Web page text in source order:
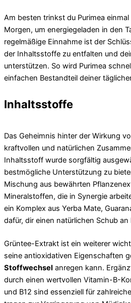
Am besten trinkst du Purimea
Morgen, um energiegeladen in den
regelmäßige Einnahme ist der
der Inhaltsstoffe zu entfalten und
unterstützen. So wird Purimea
einfachen Bestandteil deiner
Inhaltsstoffe
Das Geheimnis hinter der Wirkung
kraftvollen und natürlichen
Inhaltsstoff wurde sorgfältig
bestmögliche Unterstützung zu
Mischung aus bewährten
Mineralstoffen, die in Synergie
ein Komplex aus Yerba Mate,
dafür, dir einen natürlichen Schub an
Grüntee-Extrakt ist ein weiterer
seine antioxidativen Eigenschaften
Stoffwechsel anregen kann.
durch einen wertvollen Vitamin-B-
und B12 sind essenziell für